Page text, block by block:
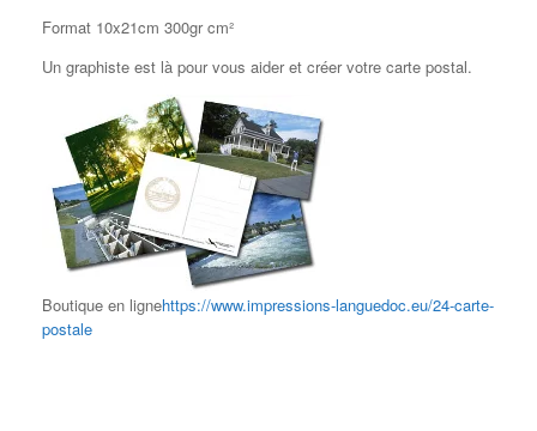
Format 10x21cm 300gr cm²
Un graphiste est là pour vous aider et créer votre carte postal.
Boutique en lignehttps://www.impressions-languedoc.eu/24-carte-
postale